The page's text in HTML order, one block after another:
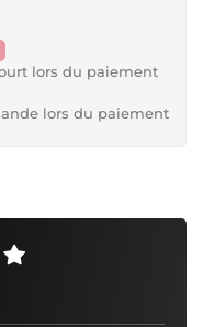
lors du paiement
lors du paiement